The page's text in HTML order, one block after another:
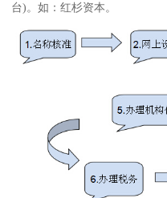
台)。如：红杉资本。